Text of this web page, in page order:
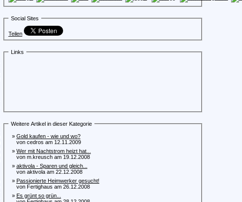
Social Sites
Teilen
Links
Weitere Artikel in dieser Kategorie
» Gold kaufen - wie und wo?
von cedros am 12.11.2009
» Wer mit Nachtstrom heizt hat...
von m.kreusch am 19.12.2008
» aktivola - Sparen und gleich...
von aktivola am 22.12.2008
» Passionierte Heimwerker gesucht!
von Fertighaus am 26.12.2008
» Es grünt so grün...